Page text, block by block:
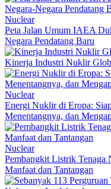
Nuclear
Peta Jalan Umum IAEA
Negara Pendatang Baru
Kinerja Industri Nuklir
Nuclear
Energi Nuklir di Eropa:
Menentangnya, dan
Nuclear
Pembangkit Listrik
Manfaat dan Tantangan